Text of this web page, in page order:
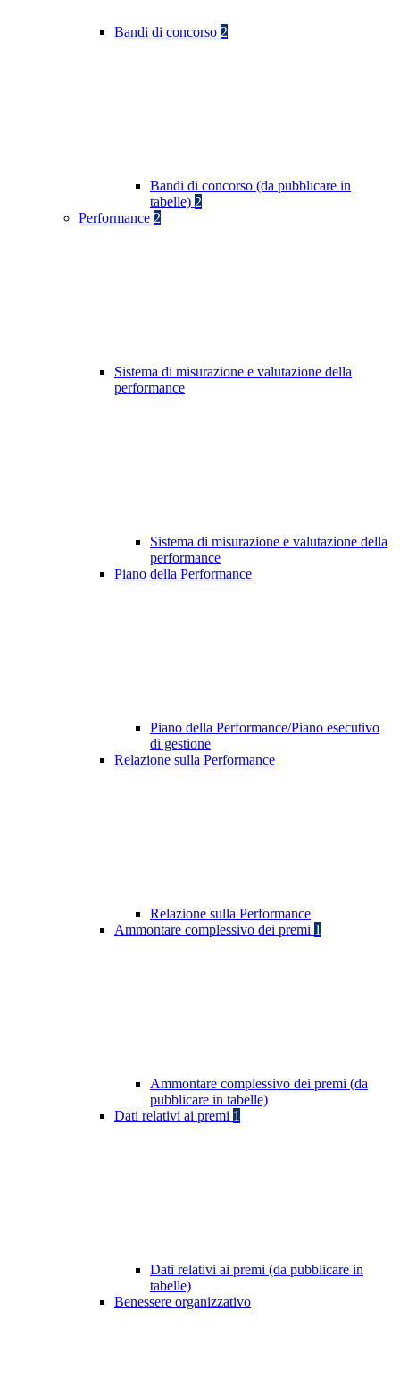
Bandi di concorso 2
Bandi di concorso (da pubblicare in
tabelle) 2
Performance 2
Sistema di misurazione e valutazione della
performance
Sistema di misurazione e valutazione della
performance
Piano della Performance
Piano della Performance/Piano esecutivo
di gestione
Relazione sulla Performance
Relazione sulla Performance
Ammontare complessivo dei premi 1
Ammontare complessivo dei premi (da
pubblicare in tabelle)
Dati relativi ai premi 1
Dati relativi ai premi (da pubblicare in
tabelle)
Benessere organizzativo